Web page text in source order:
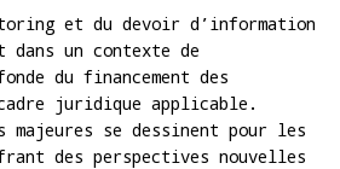
et du devoir d’information
un contexte de
du financement des
juridique applicable.
majeures se dessinent pour les
des perspectives nouvelles